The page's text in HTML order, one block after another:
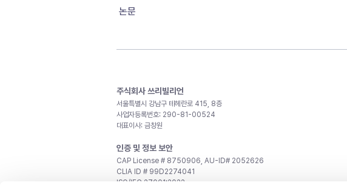
논문
주식회사 쓰리빌리언
서울특별시 강남구 테헤란로 415, 8층
사업자등록번호: 290-81-00524
대표이사: 금창원
인증 및 정보 보안
CAP License # 8750906, AU-ID# 2052626
CLIA ID # 99D2274041
ISO/IEC 27001:2022